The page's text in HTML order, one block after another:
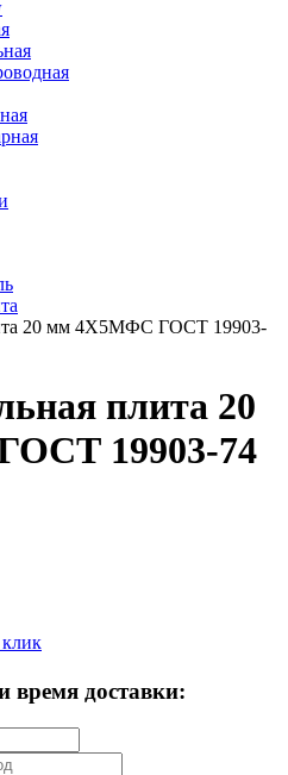
20 мм 4Х5МФС ГОСТ 19903-
плита 20
19903-74
время доставки: